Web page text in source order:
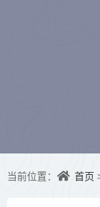
当前位置： 首页